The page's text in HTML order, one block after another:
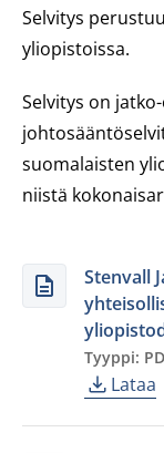
Selvitys
yliopistoissa.
Selvitys on
suomalaisten
niistä
Stenvall
Tyyppi:
Lataa